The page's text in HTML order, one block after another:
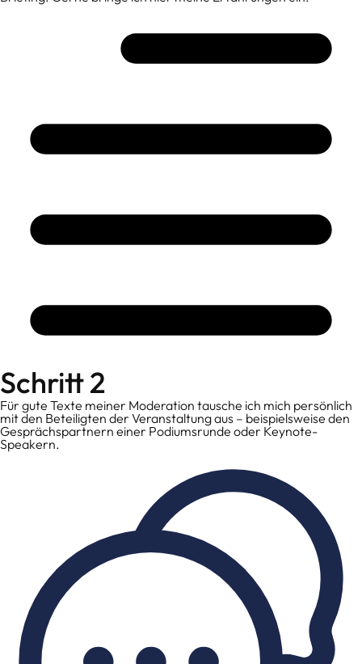
Schritt 2
Für gute Texte meiner Moderation tausche ich mich persönlich
mit den Beteiligten der Veranstaltung aus – beispielsweise den
Gesprächspartnern einer Podiumsrunde oder Keynote-
Speakern.